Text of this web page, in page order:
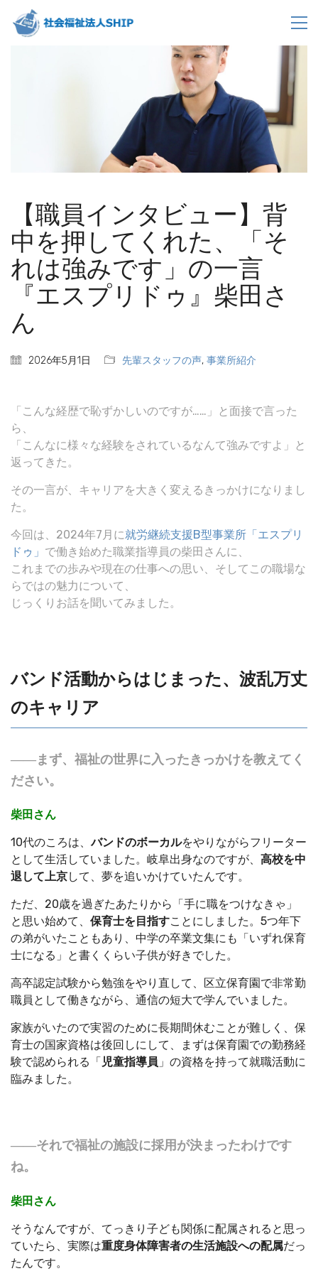
【職員インタビュー】背
中を押してくれた、「そ
れは強みです」の一言
『エスプリドゥ』柴田さ
ん
2026年5月1日 先輩スタッフの声, 事業所紹介
「こんな経歴で恥ずかしいのですが……」と面接で言った
ら、
「こんなに様々な経験をされているなんて強みですよ」と
返ってきた。
その一言が、キャリアを大きく変えるきっかけになりまし
た。
今回は、2024年7月に就労継続支援B型事業所「エスプリ
ドゥ」 で働き始めた職業指導員の柴田さんに、
これまでの歩みや現在の仕事への思い、そしてこの職場な
らではの魅力について、
じっくりお話を聞いてみました。
バンド活動からはじまった、波乱万丈
のキャリア
――まず、福祉の世界に入ったきっかけを教えてく
ださい。
柴田さん
10代のころは、バンドのボーカルをやりながらフリーター
として生活していました。岐阜出身なのですが、 高校を中
退して上京して、夢を追いかけていたんです。
ただ、20歳を過ぎたあたりから「手に職をつけなきゃ」
と思い始めて、 保育士を目指すことにしました。5つ年下
の弟がいたこともあり、中学の卒業文集にも「いずれ保育
士になる」と書くくらい子供が好きでした。
高卒認定試験から勉強をやり直して、区立保育園で非常勤
職員として働きながら、通信の短大で学んでいました。
家族がいたので実習のために長期間休むことが難しく、保
育士の国家資格は後回しにして、まずは保育園での勤務経
験で認められる「 児童指導員 」の資格を持って就職活動に
臨みました。
――それで福祉の施設に採用が決まったわけです
ね。
柴田さん
そうなんですが、てっきり子ども関係に配属されると思っ
ていたら、実際は重度身体障害者の生活施設への配属だっ
たんです。